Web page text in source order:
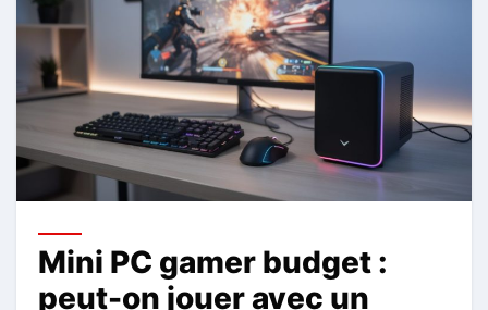
Mini PC gamer budget :
peut-on jouer avec un